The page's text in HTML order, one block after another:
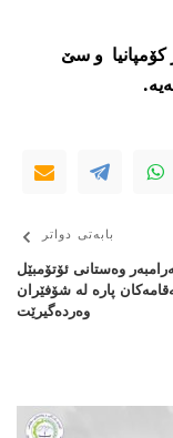
ئێستادا نزیكه‌ی‌ 21 هه‌زار كۆمپانیا و سێ
بابەتی دواتر
وه‌ستانی ئۆتۆمبێل
پاره‌ له‌ شۆفێران
وه‌رده‌گیرێت